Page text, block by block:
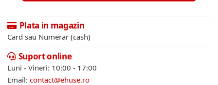
Plata in magazin
Card sau Numerar (cash)
Suport online
Luni - Vineri: 10:00 - 17:00
Email: contact@ehuse.ro